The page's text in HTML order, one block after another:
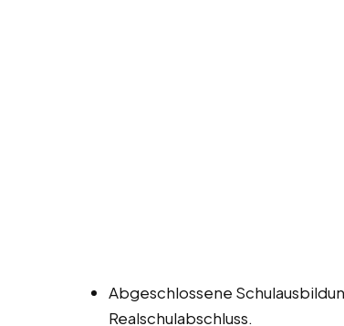
Abgeschlossene
Realschulabschluss.